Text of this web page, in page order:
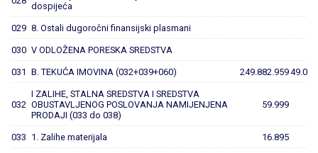
dospijeća
029 8. Ostali dugoročni finansijski plasmani
030 V ODLOŽENA PORESKA SREDSTVA
031 B. TEKUĆA IMOVINA (032+039+060) 249.882.959
032
I ZALIHE, STALNA SREDSTVA I SREDSTVA
OBUSTAVLJENOG POSLOVANJA NAMIJENJENA
PRODAJI (033 do 038)
59.999
033 1. Zalihe materijala 16.895